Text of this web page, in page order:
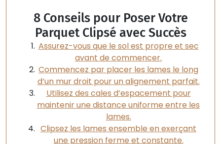
8 Conseils pour Poser Votre
Parquet Clipsé avec Succès
Assurez-vous que le sol est propre et sec
avant de commencer.
Commencez par placer les lames le long
d’un mur droit pour un alignement parfait.
Utilisez des cales d’espacement pour
maintenir une distance uniforme entre les
lames.
Clipsez les lames ensemble en exerçant
une pression ferme et constante.